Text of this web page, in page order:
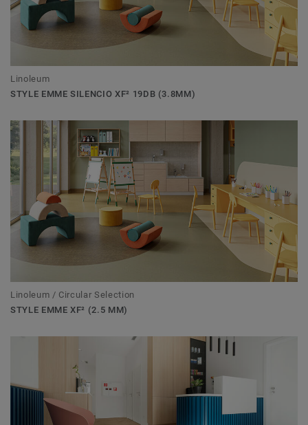
Linoleum
STYLE EMME SILENCIO XF² 19DB (3.8MM)
Linoleum / Circular Selection
STYLE EMME XF² (2.5 MM)